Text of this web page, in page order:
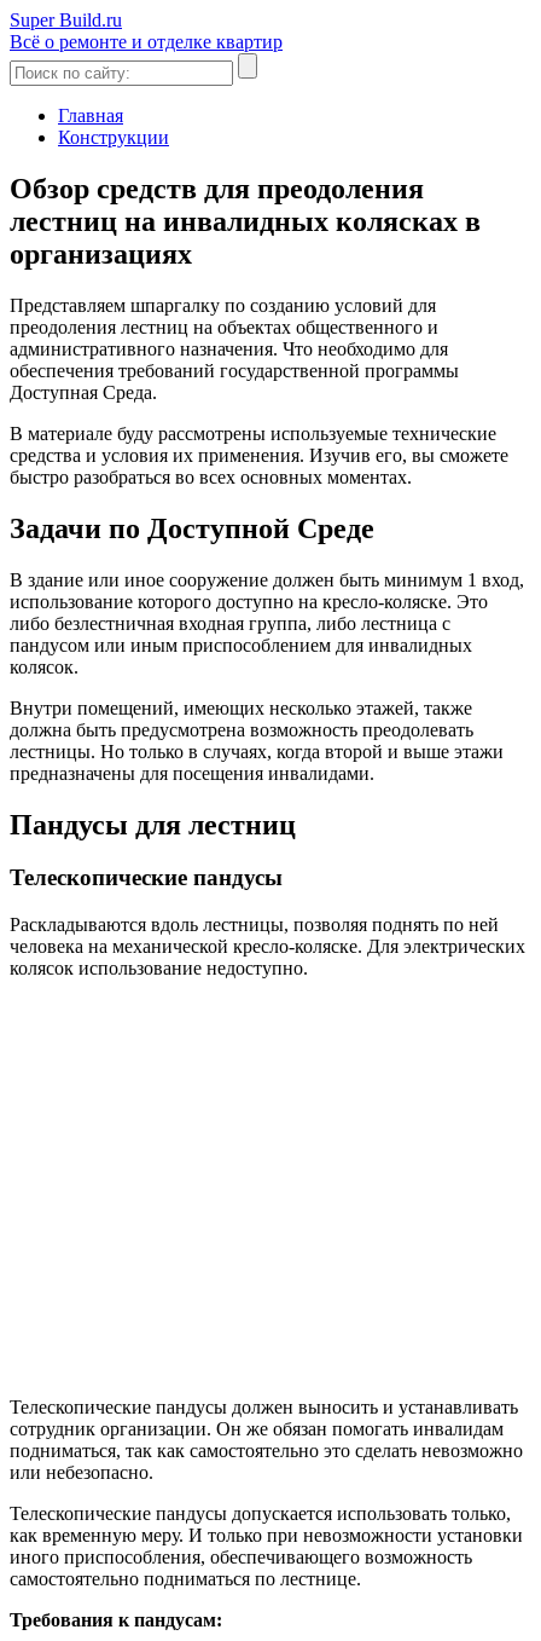
Super Build.ru
Всё о ремонте и отделке квартир
Главная
Конструкции
Обзор средств для преодоления
лестниц на инвалидных колясках в
организациях
Представляем шпаргалку по созданию условий для
преодоления лестниц на объектах общественного и
административного назначения. Что необходимо для
обеспечения требований государственной программы
Доступная Среда.
В материале буду рассмотрены используемые технические
средства и условия их применения. Изучив его, вы сможете
быстро разобраться во всех основных моментах.
Задачи по Доступной Среде
В здание или иное сооружение должен быть минимум 1 вход,
использование которого доступно на кресло-коляске. Это
либо безлестничная входная группа, либо лестница с
пандусом или иным приспособлением для инвалидных
колясок.
Внутри помещений, имеющих несколько этажей, также
должна быть предусмотрена возможность преодолевать
лестницы. Но только в случаях, когда второй и выше этажи
предназначены для посещения инвалидами.
Пандусы для лестниц
Телескопические пандусы
Раскладываются вдоль лестницы, позволяя поднять по ней
человека на механической кресло-коляске. Для электрических
колясок использование недоступно.
Телескопические пандусы должен выносить и устанавливать
сотрудник организации. Он же обязан помогать инвалидам
подниматься, так как самостоятельно это сделать невозможно
или небезопасно.
Телескопические пандусы допускается использовать только,
как временную меру. И только при невозможности установки
иного приспособления, обеспечивающего возможность
самостоятельно подниматься по лестнице.
Требования к пандусам: